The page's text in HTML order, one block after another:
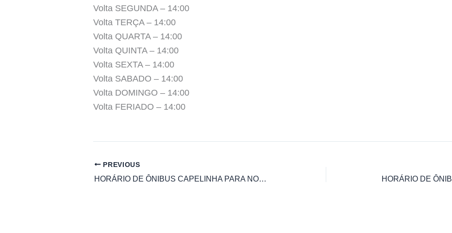
Volta SEGUNDA – 14:00
Volta TERÇA – 14:00
Volta QUARTA – 14:00
Volta QUINTA – 14:00
Volta SEXTA – 14:00
Volta SABADO – 14:00
Volta DOMINGO – 14:00
Volta FERIADO – 14:00
PREVIOUS
HORÁRIO DE ÔNIBUS CAPELINHA PARA NOVO CRUZEIRO